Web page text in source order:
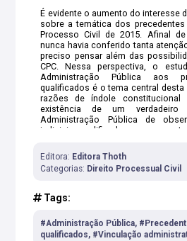
É evidente o aumento do interesse
sobre a temática dos
Processo Civil de 2015. Afinal
nunca havia conferido tanta
preciso pensar além das
CPC. Nessa perspectiva, o
Administração Pública aos
qualificados é o tema central desta
razões de índole constitucional
existência de um verdadeiro
Administração Pública de
judiciais qualificados em sua
jurisdicionados e
estejam amparados por
sucumbência do Poder
como eficiente ferramenta para
desnecessária.
Editora: Editora Thoth
Categorias: Direito Processual Civil
Tags:
#Administração Pública,
qualificados, #Vinculação